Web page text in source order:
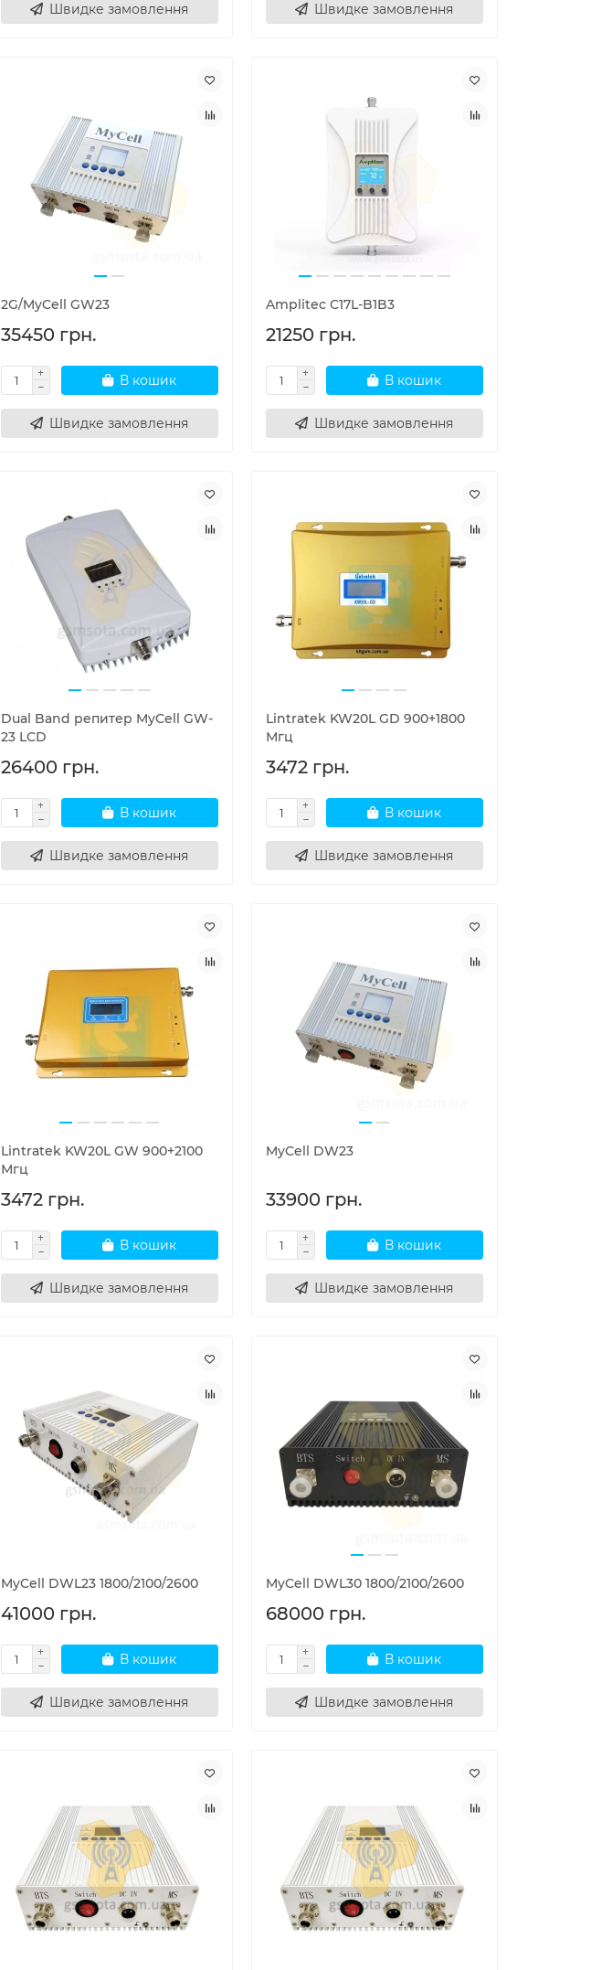
Швидке замовлення Швидке замовлення
2G/MyCell GW23
35450 грн.
В кошик
Швидке замовлення
Amplitec C17L-B1B3
21250 грн.
В кошик
Швидке замовлення
Dual Band репитер MyCell GW-
23 LCD
26400 грн.
В кошик
Швидке замовлення
Lintratek KW20L GD 900+1800
Мгц
3472 грн.
В кошик
Швидке замовлення
Lintratek KW20L GW 900+2100
Мгц
3472 грн.
В кошик
Швидке замовлення
MyCell DW23
33900 грн.
В кошик
Швидке замовлення
MyCell DWL23 1800/2100/2600
41000 грн.
В кошик
Швидке замовлення
MyCell DWL30 1800/2100/2600
68000 грн.
В кошик
Швидке замовлення